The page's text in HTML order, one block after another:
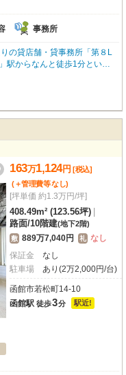
事務所
の貸店舗・貸事務所「第８L
駅からなんと徒歩1分とい
ト向かいという視認性の高さ
イン、ミスタードーナツ、函
ど、人気の商業施設が徒歩1
トにも便利な環境です。南向
販、美容・健康・介護、事務
ンやエレベーター、共用部の
いただけます。初期費用を抑
。※水道が使えない物件です
室が有ります
163万1,124円 [税込]
(＋管理費等なし)
[坪単価 約1.3万円/坪]
408.49m² (123.56坪)
路面/10階建(地下2階)
敷 889万7,040円 礼 なし
保証金
なし
駐車場
あり(2万2,000円/台)
函館市若松町14-10
函館駅 徒歩3分 駅近!